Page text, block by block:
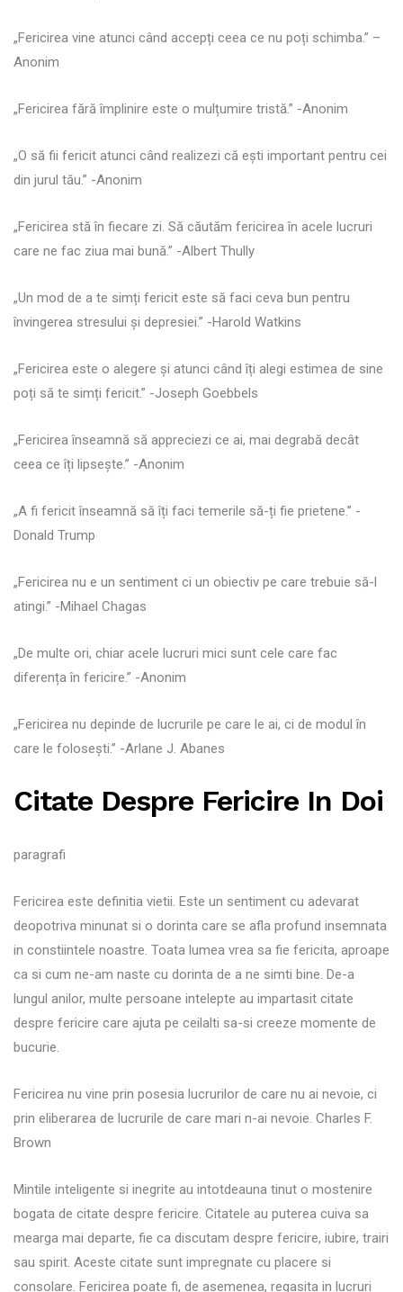
„Fericirea vine atunci când accepți ceea ce nu poți schimba.” –
Anonim
„Fericirea fără împlinire este o mulțumire tristă.” -Anonim
„O să fii fericit atunci când realizezi că ești important pentru cei
din jurul tău.” -Anonim
„Fericirea stă în fiecare zi. Să căutăm fericirea în acele lucruri
care ne fac ziua mai bună.” -Albert Thully
„Un mod de a te simți fericit este să faci ceva bun pentru
învingerea stresului și depresiei.” -Harold Watkins
„Fericirea este o alegere și atunci când îți alegi estimea de sine
poți să te simți fericit.” -Joseph Goebbels
„Fericirea înseamnă să appreciezi ce ai, mai degrabă decât
ceea ce îți lipsește.” -Anonim
„A fi fericit înseamnă să îți faci temerile să-ți fie prietene.” -
Donald Trump
„Fericirea nu e un sentiment ci un obiectiv pe care trebuie să-l
atingi.” -Mihael Chagas
„De multe ori, chiar acele lucruri mici sunt cele care fac
diferența în fericire.” -Anonim
„Fericirea nu depinde de lucrurile pe care le ai, ci de modul în
care le folosești.” -Arlane J. Abanes
Citate Despre Fericire In Doi
paragrafi
Fericirea este definitia vietii. Este un sentiment cu adevarat
deopotriva minunat si o dorinta care se afla profund insemnata
in constiintele noastre. Toata lumea vrea sa fie fericita, aproape
ca si cum ne-am naste cu dorinta de a ne simti bine. De-a
lungul anilor, multe persoane intelepte au impartasit citate
despre fericire care ajuta pe ceilalti sa-si creeze momente de
bucurie.
Fericirea nu vine prin posesia lucrurilor de care nu ai nevoie, ci
prin eliberarea de lucrurile de care mari n-ai nevoie. Charles F.
Brown
Mintile inteligente si inegrite au intotdeauna tinut o mostenire
bogata de citate despre fericire. Citatele au puterea cuiva sa
mearga mai departe, fie ca discutam despre fericire, iubire, trairi
sau spirit. Aceste citate sunt impregnate cu placere si
consolare. Fericirea poate fi, de asemenea, regasita in lucruri